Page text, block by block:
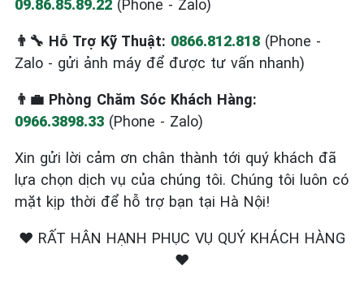
09.86.85.89.22 (Phone - Zalo)
👨‍🔧 Hỗ Trợ Kỹ Thuật: 0866.812.818 (Phone -
Zalo - gửi ảnh máy để được tư vấn nhanh)
👨‍💼 Phòng Chăm Sóc Khách Hàng:
0966.3898.33 (Phone - Zalo)
Xin gửi lời cảm ơn chân thành tới quý khách đã
lựa chọn dịch vụ của chúng tôi. Chúng tôi luôn có
mặt kịp thời để hỗ trợ bạn tại Hà Nội!
❤️ RẤT HÂN HẠNH PHỤC VỤ QUÝ KHÁCH HÀNG
❤️